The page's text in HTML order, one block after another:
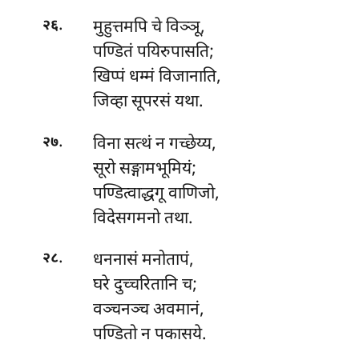
२६.
मुहुत्तमपि चे विञ्ञू,
पण्डितं पयिरुपासति;
खिप्पं धम्मं विजानाति,
जिव्हा सूपरसं यथा.
२७.
विना सत्थं न गच्छेय्य,
सूरो सङ्गामभूमियं;
पण्डित्वाद्धगू वाणिजो,
विदेसगमनो तथा.
२८.
धननासं मनोतापं,
घरे दुच्चरितानि च;
वञ्चनञ्चअवमानं,
पण्डितो न पकासये.